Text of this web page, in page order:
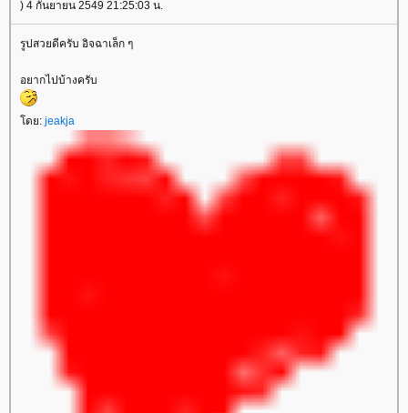
) 4 กันยายน 2549 21:25:03 น.
รูปสวยดีครับ อิจฉาเล็ก ๆ
อยากไปบ้างครับ
โดย: jeakja